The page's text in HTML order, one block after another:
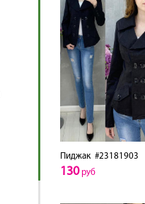
Пиджак #23181903
130руб